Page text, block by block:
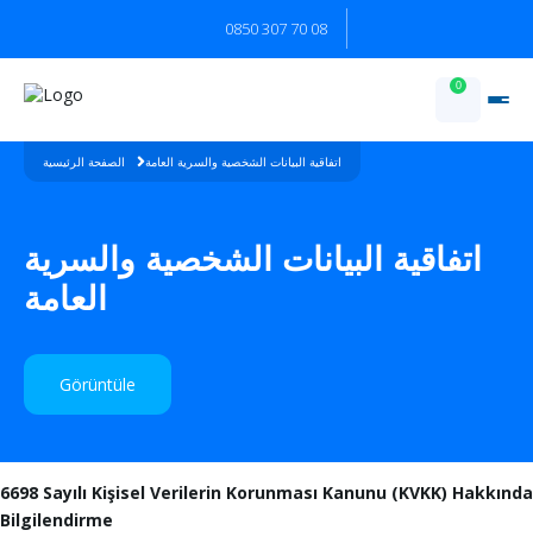
0850 307 70 08
0
الصفحة الرئيسية اتفاقية البيانات الشخصية والسرية العامة
اتفاقية البيانات الشخصية والسرية
العامة
Görüntüle
6698 Sayılı Kişisel Verilerin Korunması Kanunu (KVKK) Hakkında
Bilgilendirme